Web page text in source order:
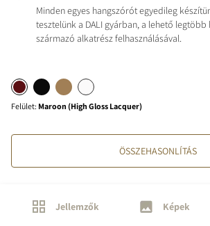
Minden egyes hangszórót egyedileg
tesztelünk a DALI gyárban, a lehető
származó alkatrész felhasználásával.
Felület: Maroon (High Gloss Lacquer)
ÖSSZEHASONLÍTÁS
Jellemzők Képek